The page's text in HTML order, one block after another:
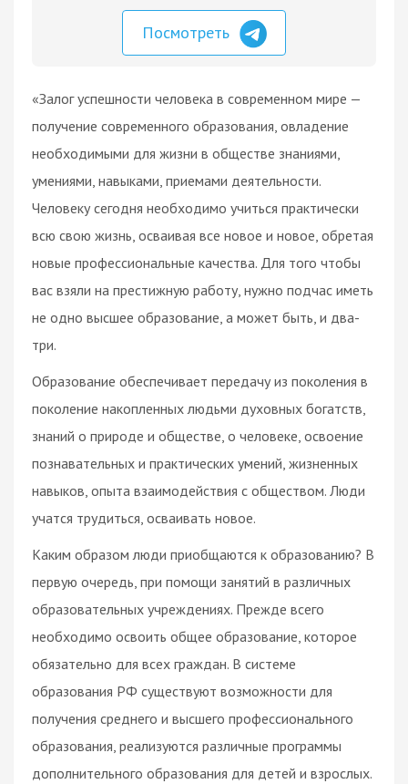
Посмотреть
«Залог успешности человека в современном мире —
получение современного образования, овладение
необходимыми для жизни в обществе знаниями,
умениями, навыками, приемами деятельности.
Человеку сегодня необходимо учиться практически
всю свою жизнь, осваивая все новое и новое, обретая
новые профессиональные качества. Для того чтобы
вас взяли на престижную работу, нужно подчас иметь
не одно высшее образование, а может быть, и два-
три.
Образование обеспечивает передачу из поколения в
поколение накопленных людьми духовных богатств,
знаний о природе и обществе, о человеке, освоение
познавательных и практических умений, жизненных
навыков, опыта взаимодействия с обществом. Люди
учатся трудиться, осваивать новое.
Каким образом люди приобщаются к образованию? В
первую очередь, при помощи занятий в различных
образовательных учреждениях. Прежде всего
необходимо освоить общее образование, которое
обязательно для всех граждан. В системе
образования РФ существуют возможности для
получения среднего и высшего профессионального
образования, реализуются различные программы
дополнительного образования для детей и взрослых.